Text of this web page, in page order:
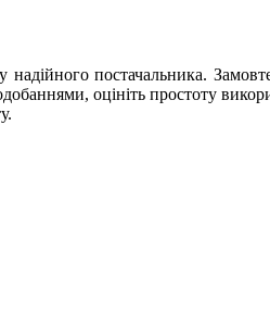
надійного постачальника.
оцініть простоту